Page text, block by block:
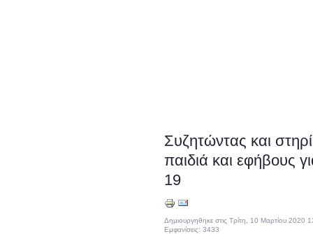
Συζητώντας και
παιδιά και εφήβους
19
Δημιουργηθηκε στις Τρίτη, 10 Μαρτίου 2020
Εμφανίσεις: 3433